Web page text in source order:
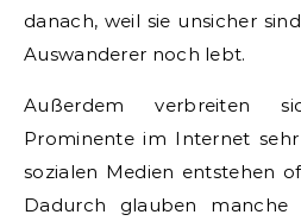
danach, weil sie unsicher
Auswanderer noch lebt.
Außerdem verbreiten
Prominente im Internet
sozialen Medien entstehen
Dadurch glauben manche